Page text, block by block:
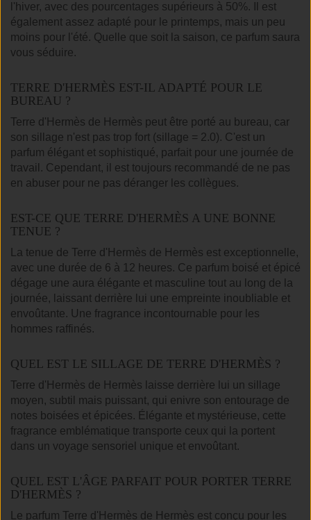
l'hiver, avec des pourcentages supérieurs à 50%. Il est
également assez adapté pour le printemps, mais un peu
moins pour l'été. Quelle que soit la saison, ce parfum saura
vous séduire.
TERRE D'HERMÈS EST-IL ADAPTÉ POUR LE
BUREAU ?
Terre d'Hermès de Hermès peut être porté au bureau, car
son sillage n'est pas trop fort (sillage = 2.0). C'est un
parfum élégant et sophistiqué, parfait pour une journée de
travail. Cependant, il est toujours recommandé de ne pas
en abuser pour ne pas déranger les collègues.
EST-CE QUE TERRE D'HERMÈS A UNE BONNE
TENUE ?
La tenue de Terre d'Hermès de Hermès est exceptionnelle,
avec une durée de 6 à 12 heures. Ce parfum boisé et épicé
dégage une aura élégante et masculine tout au long de la
journée, laissant derrière lui une empreinte inoubliable et
envoûtante. Une fragrance incontournable pour les
hommes raffinés.
QUEL EST LE SILLAGE DE TERRE D'HERMÈS ?
Terre d'Hermès de Hermès laisse derrière lui un sillage
moyen, subtil mais puissant, qui enivre son entourage de
notes boisées et épicées. Élégante et mystérieuse, cette
fragrance emblématique transporte ceux qui la portent
dans un voyage sensoriel unique et envoûtant.
QUEL EST L'ÂGE PARFAIT POUR PORTER TERRE
D'HERMÈS ?
Le parfum Terre d'Hermès de Hermès est conçu pour les